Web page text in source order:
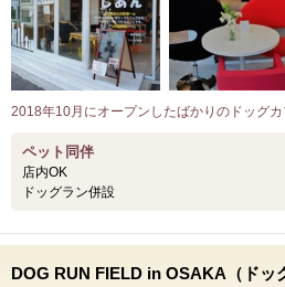
2018年10月にオープンしたばかりのドッグカ
ペット同伴
店内OK
ドッグラン併設
DOG RUN FIELD in OSAKA（ドッ